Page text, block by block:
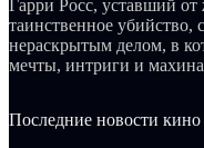
Гарри Росс, уставший
таинственное убийство,
нераскрытым делом, в
мечты, интриги и
Последние новости кино